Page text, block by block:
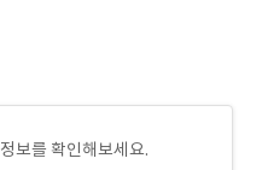
보를 확인해보세요.